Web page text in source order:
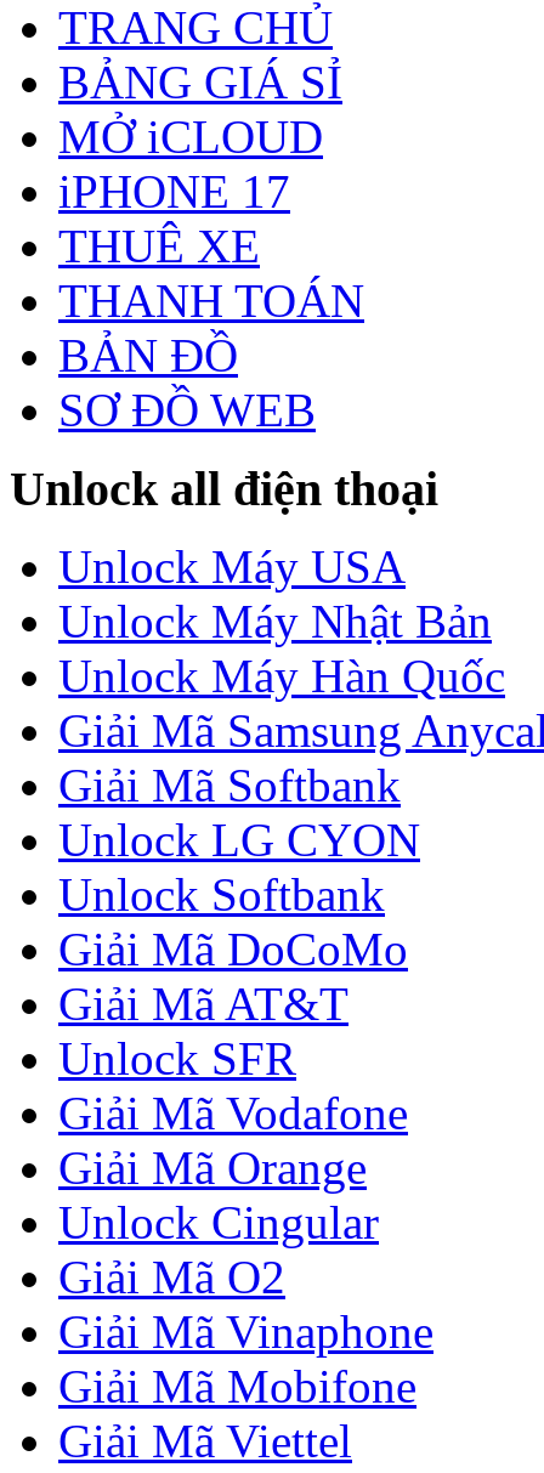
TRANG CHỦ
BẢNG GIÁ SỈ
MỞ iCLOUD
iPHONE 17
THUÊ XE
THANH TOÁN
BẢN ĐỒ
SƠ ĐỒ WEB
Unlock all điện thoại
Unlock Máy USA
Unlock Máy Nhật Bản
Unlock Máy Hàn Quốc
Giải Mã Samsung
Giải Mã Softbank
Unlock LG CYON
Unlock Softbank
Giải Mã DoCoMo
Giải Mã AT&T
Unlock SFR
Giải Mã Vodafone
Giải Mã Orange
Unlock Cingular
Giải Mã O2
Giải Mã Vinaphone
Giải Mã Mobifone
Giải Mã Viettel